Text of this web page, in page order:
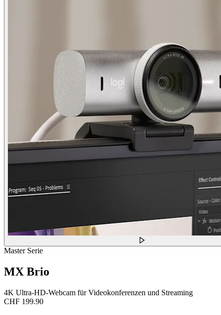
Master Serie
MX Brio
4K Ultra-HD-Webcam für Videokonferenzen und Streaming
CHF 199.90